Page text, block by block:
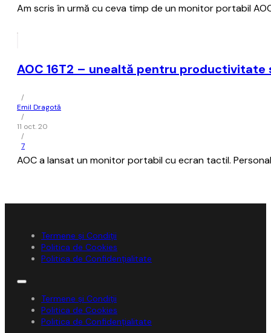
Am scris în urmă cu ceva timp de un monitor portabil
AOC 16T2 – unealtă pentru productivitate
/
Emil Dragotă
/
11 oct. 20
/
7
AOC a lansat un monitor portabil cu ecran tactil.
Termene și Condiții
Politica de Cookies
Politica de Confidențialitate
Termene și Condiții
Politica de Cookies
Politica de Confidențialitate